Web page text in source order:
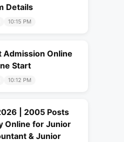
Details
10:15 PM
Admission Online
Start
10:12 PM
| 2005 Posts
Online for Junior
& Junior